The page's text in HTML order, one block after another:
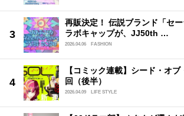
再販決定！ 伝説ブランド「セ
ラボキャップが、JJ50th …
2026.04.06 FASHION
【コミック連載】シード・オ
回（後半）
2026.04.09 LIFE STYLE